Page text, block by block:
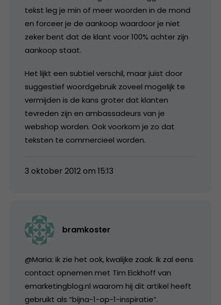
tekst leg je min of meer woorden in de mond
en forceer je de aankoop waardoor je niet
zeker bent dat de klant voor 100% achter zijn
aankoop staat.
Het lijkt een subtiel verschil, maar juist door
suggestief woordgebruik zoveel mogelijk te
vermijden is de kans groter dat klanten
tevreden zijn en ambassadeurs van je
webshop worden. Ook voorkom je zo dat
teksten te commercieel worden.
3 oktober 2012 om 15:13
bramkoster
@Maria: ik zie het ook, kwalijke zaak. Ik zal eens
contact opnemen met Tim Eickhoff van
emarketingblog.nl waarom hij dit artikel heeft
gebruikt als “bijna-1-op-1-inspiratie”.